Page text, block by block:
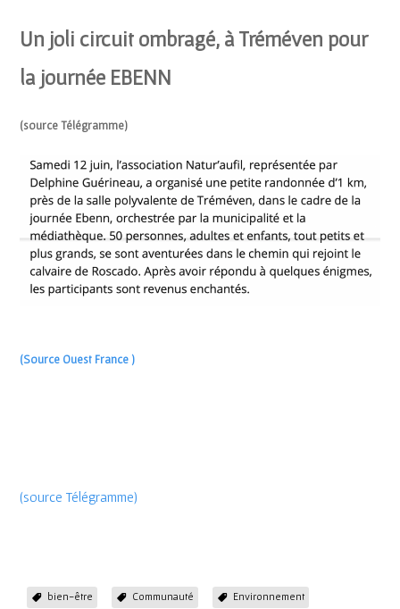
Un joli circuit ombragé, à Tréméven pour
la journée EBENN
(source Télégramme)
(Source Ouest France )
(source Télégramme)
bien-être Communauté Environnement